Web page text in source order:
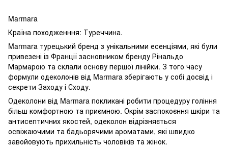
Marmara
Країна походженння: Туреччина.
Marmara турецький бренд з унікальними есенціями, які були
привезені із Франції засновником бренду Рінальдо
Мармарою та склали основу першої лінійки. З того часу
формули одеколонів від Marmara зберігають у собі досвід і
секрети Заходу і Сходу.
Одеколони від Marmara покликані робити процедуру гоління
більш комфортною та приємною. Окрім заспокоєння шкіри та
антисептичних якостей, одеколон відрізняється
освіжаючими та бадьорячими ароматами, які швидко
завойовують прихильність чоловіків та жінок.